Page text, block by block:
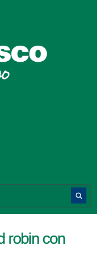
robin con